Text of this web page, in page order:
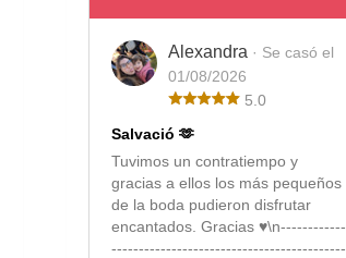
Alexandra · Se casó el
01/08/2026
5.0
Salvació 🫶
Tuvimos un contratiempo y
gracias a ellos los más pequeños
de la boda pudieron disfrutar
encantados. Gracias ♥️\n------------
-------------------------------------------